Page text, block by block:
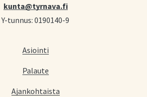
kunta@tyrnava.fi
Y-tunnus: 0190140-9
Asiointi
Palaute
Ajankohtaista